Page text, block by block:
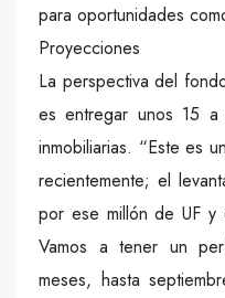
para oportunidades
Proyecciones
La perspectiva del
es entregar unos 15 a
inmobiliarias. “Este es
recientemente; el
por ese millón de UF y
Vamos a tener un
meses, hasta